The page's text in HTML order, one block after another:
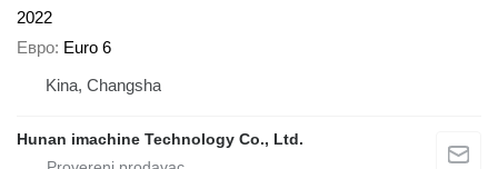
2022
Евро Euro 6
Kina, Changsha
Hunan imachine Technology Co., Ltd.